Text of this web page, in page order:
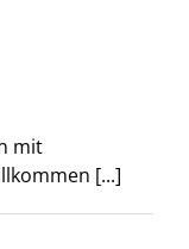
mit
[...]